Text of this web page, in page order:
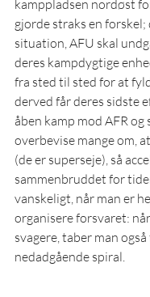
kamppladsen nordøst
gjorde straks en forskel;
situation, AFU skal
deres kampdygtige
fra sted til sted for at
derved får deres sidste
åben kamp mod AFR og
overbevise mange om,
(de er superseje), så
sammenbruddet for
vanskeligt, når man er
organisere forsvaret:
svagere, taber man
nedadgående spiral.